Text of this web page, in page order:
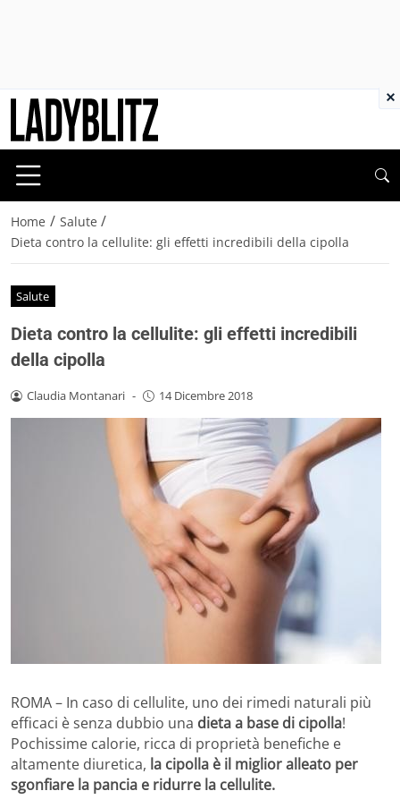
Home / Salute /
Dieta contro la cellulite: gli effetti incredibili della cipolla
Salute
Dieta contro la cellulite: gli effetti incredibili
della cipolla
Claudia Montanari - 14 Dicembre 2018
ROMA – In caso di cellulite, uno dei rimedi naturali più
efficaci è senza dubbio una dieta a base di cipolla!
Pochissime calorie, ricca di proprietà benefiche e
altamente diuretica, la cipolla è il miglior alleato per
sgonfiare la pancia e ridurre la cellulite.
×